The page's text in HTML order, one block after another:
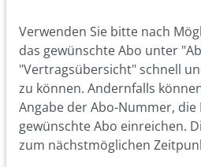
Verwenden Sie bitte nach
das gewünschte Abo unter
"Vertragsübersicht" schnell
zu können. Andernfalls
Angabe der Abo-Nummer,
gewünschte Abo einreichen.
zum nächstmöglichen